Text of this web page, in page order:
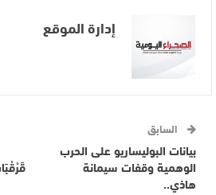
إدارة الموقع
السابق
بيانات البوليساريو على الحرب
الوهمية وقفات سيمانة
هاذي..